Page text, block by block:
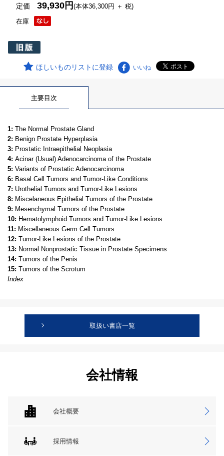
在庫
定価39,930円(本体36,300円 ＋ 税)
ほしいものリストに登録 いいね
主要目次
1: The Normal Prostate Gland
2: Benign Prostate Hyperplasia
3: Prostatic Intraepithelial Neoplasia
4: Acinar (Usual) Adenocarcinoma of the Prostate
5: Variants of Prostatic Adenocarcinoma
6: Basal Cell Tumors and Tumor-Like Conditions
7: Urothelial Tumors and Tumor-Like Lesions
8: Miscelaneous Epithelial Tumors of the Prostate
9: Mesenchymal Tumors of the Prostate
10: Hematolymphoid Tumors and Tumor-Like Lesions
11: Miscellaneous Germ Cell Tumors
12: Tumor-Like Lesions of the Prostate
13: Normal Nonprostatic Tissue in Prostate Specimens
14: Tumors of the Penis
15: Tumors of the Scrotum
Index
取扱い書店一覧
会社情報
会社概要
採用情報